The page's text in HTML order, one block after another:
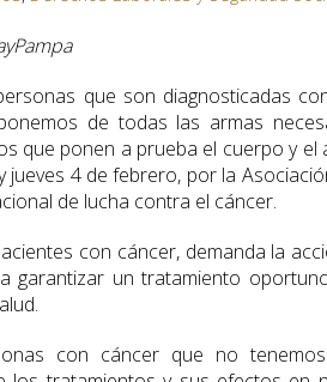
que son diagnosticadas
de todas las armas
que ponen a prueba el cuerpo y el
4 de febrero, por la
de lucha contra el cáncer.
con cáncer, demanda la
garantizar un tratamiento
con cáncer que no